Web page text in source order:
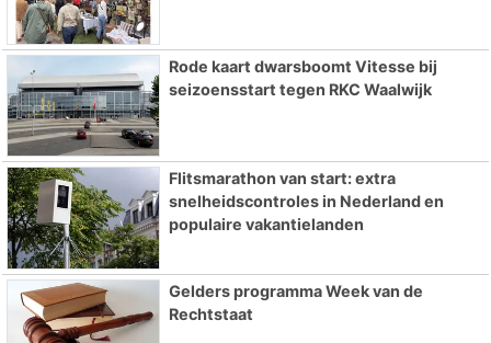
Rode kaart dwarsboomt Vitesse bij
seizoensstart tegen RKC Waalwijk
Flitsmarathon van start: extra
snelheidscontroles in Nederland en
populaire vakantielanden
Gelders programma Week van de
Rechtstaat